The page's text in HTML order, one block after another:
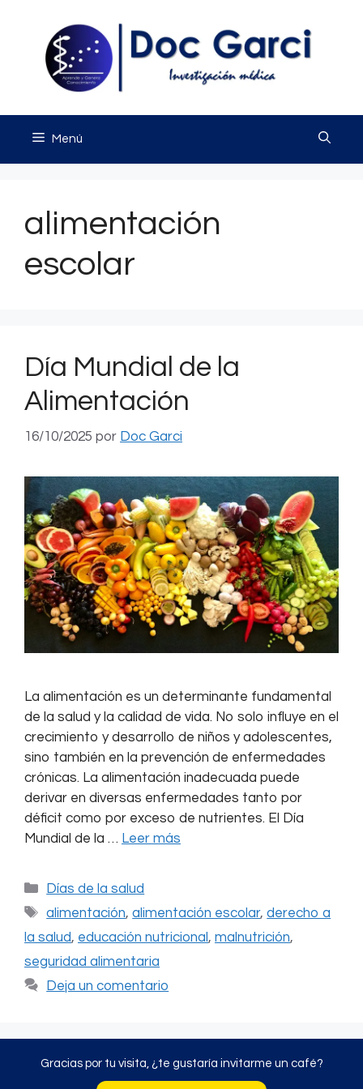
contenido
Menú
alimentación
escolar
Día Mundial de la
Alimentación
16/10/2025 por Doc Garci
La alimentación es un determinante fundamental
de la salud y la calidad de vida. No solo influye en el
crecimiento y desarrollo de niños y adolescentes,
sino también en la prevención de enfermedades
crónicas. La alimentación inadecuada puede
derivar en diversas enfermedades tanto por
déficit como por exceso de nutrientes. El Día
Mundial de la … Leer más
Categorías
Días de la salud
Etiquetas
alimentación,alimentación escolar,derecho a
la salud, educación nutricional , malnutrición,
seguridad alimentaria
Deja un comentario
Gracias por tu visita, ¿te gustaría invitarme un café?